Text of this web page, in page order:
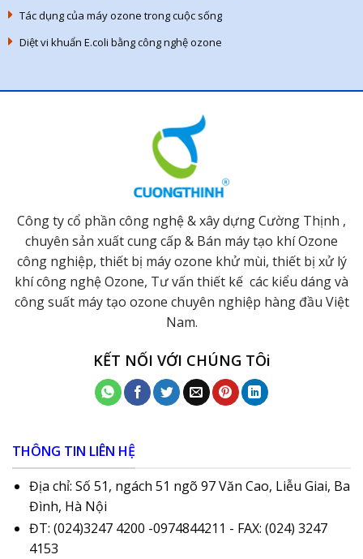
Tác dụng của máy ozone trong cuộc sống
Diệt vi khuẩn E.coli bằng công nghệ ozone
Công ty cổ phần công nghệ & xây dựng Cường Thịnh ,
chuyên sản xuất cung cấp & Bán máy tạo khí Ozone
công nghiệp, thiết bị máy ozone khử mùi, thiết bị xử lý
khí công nghệ Ozone, Tư vấn thiết kế các kiểu dáng và
công suất máy tạo ozone chuyên nghiệp hàng đầu Việt
Nam.
KẾT NỐI VỚI CHÚNG TÔi
THÔNG TIN LIÊN HỆ
Địa chỉ: Số 51, ngách 51 ngõ 97 Văn Cao, Liễu Giai, Ba
Đình, Hà Nội
ĐT: (024)3247 4200 -0974844211 - FAX: (024) 3247
4153